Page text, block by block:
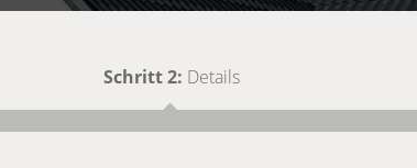
Schritt 2: Details